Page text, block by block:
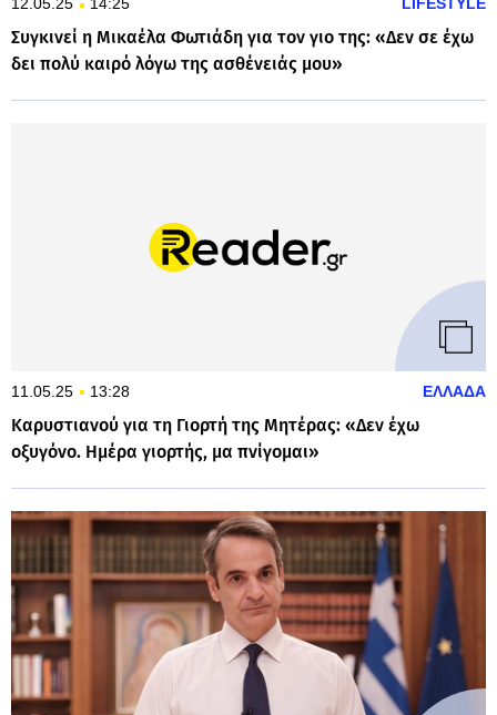
12.05.25 14:25 LIFESTYLE
Συγκινεί η Μικαέλα Φωτιάδη για τον γιο της: «Δεν σε έχω
δει πολύ καιρό λόγω της ασθένειάς μου»
11.05.25 13:28 ΕΛΛΑΔΑ
Καρυστιανού για τη Γιορτή της Μητέρας: «Δεν έχω
οξυγόνο. Ημέρα γιορτής, μα πνίγομαι»